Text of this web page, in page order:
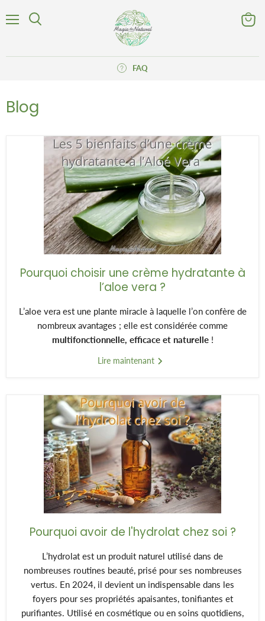
FAQ
Blog
Pourquoi choisir une crème hydratante à
l’aloe vera ?
L’aloe vera est une plante miracle à laquelle l’on confère de
nombreux avantages ; elle est considérée comme
multifonctionnelle, efficace et naturelle!
Lire maintenant
Pourquoi avoir de l'hydrolat chez soi ?
L’hydrolat est un produit naturel utilisé dans de
nombreuses routines beauté, prisé pour ses nombreuses
vertus. En 2024, il devient un indispensable dans les
foyers pour ses propriétés apaisantes, tonifiantes et
purifiantes. Utilisé en cosmétique ou en soins quotidiens,